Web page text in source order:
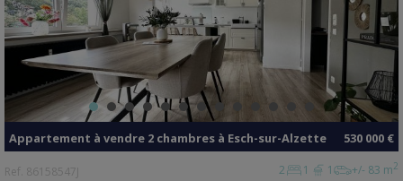
530 000 €
Appartement à vendre 2 chambres à Esch-sur-Alzette
Ref. 86158547J 2 1 1 +/- 83 m2